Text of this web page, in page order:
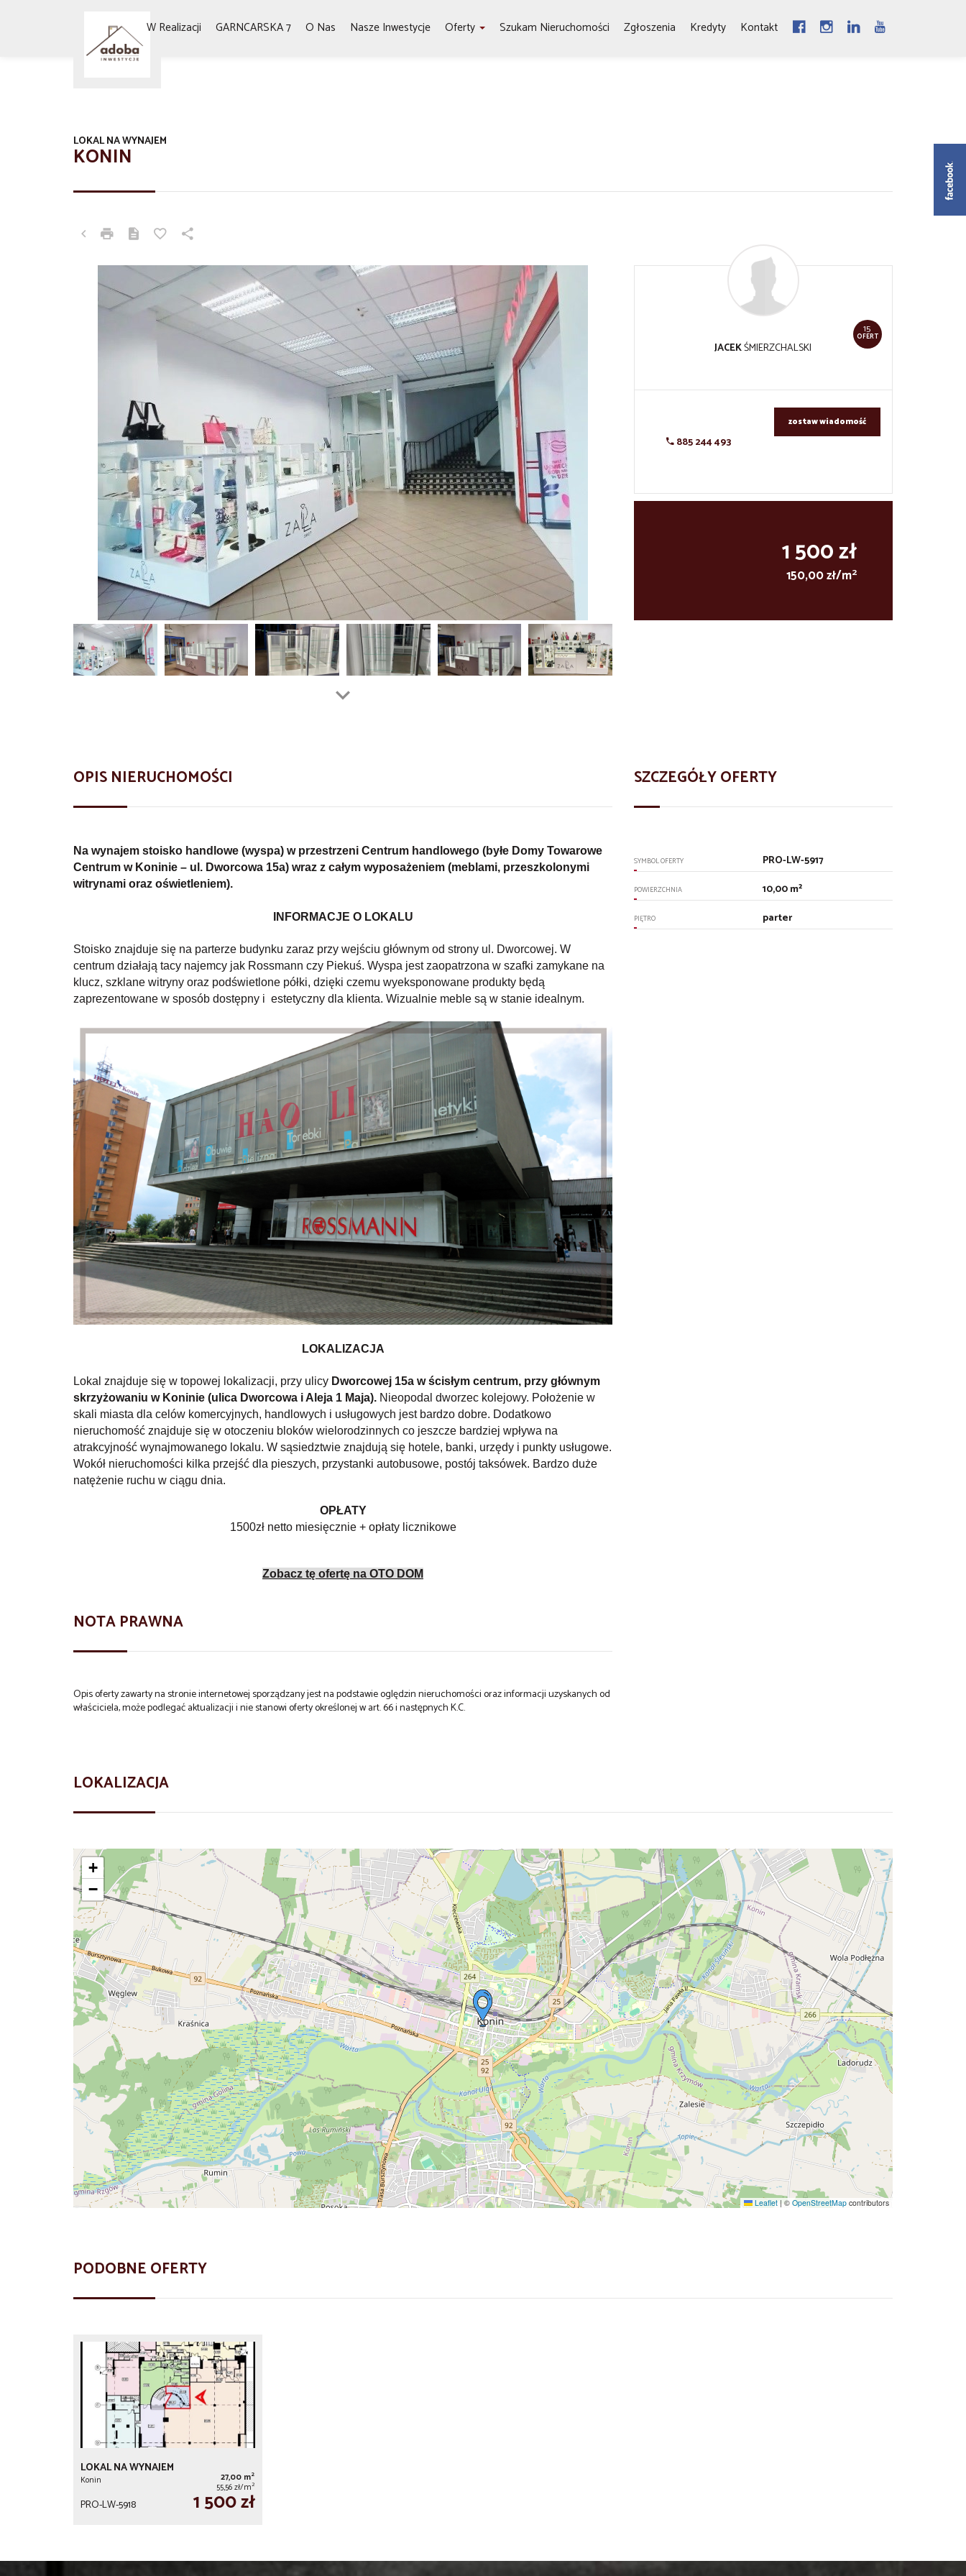
W Realizacji GARNCARSKA 7 O Nas Nasze Inwestycje Oferty Szukam Nieruchomości Zgłoszenia Kredyty Kontakt
KONIN
LOKAL NA WYNAJEM
15
OFERT
JACEKŚMIERZCHALSKI
885 244 493
zostaw wiadomość
1 500 zł
150,00 zł/m2
OPIS NIERUCHOMOŚCI
Na wynajem stoisko handlowe (wyspa) w przestrzeni Centrum handlowego (byłe Domy Towarowe
Centrum w Koninie – ul. Dworcowa 15a) wraz z całym wyposażeniem (meblami, przeszkolonymi
witrynami oraz oświetleniem).
INFORMACJE O LOKALU
Stoisko znajduje się na parterze budynku zaraz przy wejściu głównym od strony ul. Dworcowej. W
centrum działają tacy najemcy jak Rossmann czy Piekuś. Wyspa jest zaopatrzona w szafki zamykane na
klucz, szklane witryny oraz podświetlone półki, dzięki czemu wyeksponowane produkty będą
zaprezentowane w sposób dostępny i estetyczny dla klienta. Wizualnie meble są w stanie idealnym.
LOKALIZACJA
Lokal znajduje się w topowej lokalizacji, przy ulicy Dworcowej 15a w ścisłym centrum, przy głównym
skrzyżowaniu w Koninie (ulica Dworcowa i Aleja 1 Maja). Nieopodal dworzec kolejowy. Położenie w
skali miasta dla celów komercyjnych, handlowych i usługowych jest bardzo dobre. Dodatkowo
nieruchomość znajduje się w otoczeniu bloków wielorodzinnych co jeszcze bardziej wpływa na
atrakcyjność wynajmowanego lokalu. W sąsiedztwie znajdują się hotele, banki, urzędy i punkty usługowe.
Wokół nieruchomości kilka przejść dla pieszych, przystanki autobusowe, postój taksówek. Bardzo duże
natężenie ruchu w ciągu dnia.
OPŁATY
1500zł netto miesięcznie + opłaty licznikowe
Zobacz tę ofertę na OTO DOM
NOTA PRAWNA
Opis oferty zawarty na stronie internetowej sporządzany jest na podstawie oględzin nieruchomości oraz informacji uzyskanych od
właściciela, może podlegać aktualizacji i nie stanowi oferty określonej w art. 66 i następnych K.C.
SZCZEGÓŁY OFERTY
SYMBOL OFERTY PRO-LW-5917
POWIERZCHNIA 10,00 m²
PIĘTRO parter
LOKALIZACJA
+
−
Leaflet | © OpenStreetMap contributors
PODOBNE OFERTY
LOKAL NA WYNAJEM
Konin 27,00 m2
55,56 zł/m2
PRO-LW-5918 1 500 zł